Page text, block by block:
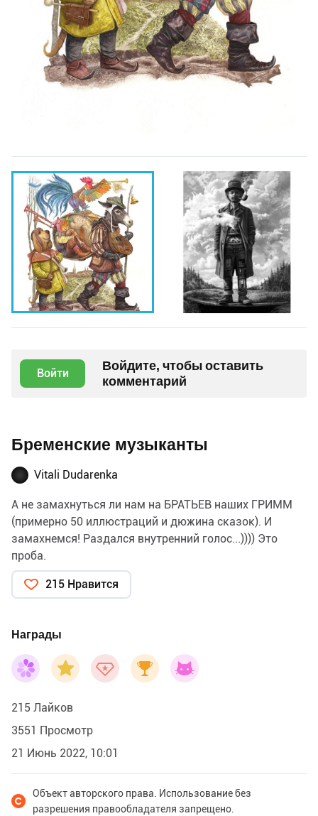
Войти
Войдите, чтобы оставить
комментарий
Бременские музыканты
Vitali Dudarenka
А не замахнуться ли нам на БРАТЬЕВ наших ГРИММ
(примерно 50 иллюстраций и дюжина сказок). И
замахнемся! Раздался внутренний голос...)))) Это
проба.
215 Нравится
Награды
215 Лайков
3551 Просмотр
21 Июнь 2022, 10:01
Объект авторского права. Использование без
разрешения правообладателя запрещено.